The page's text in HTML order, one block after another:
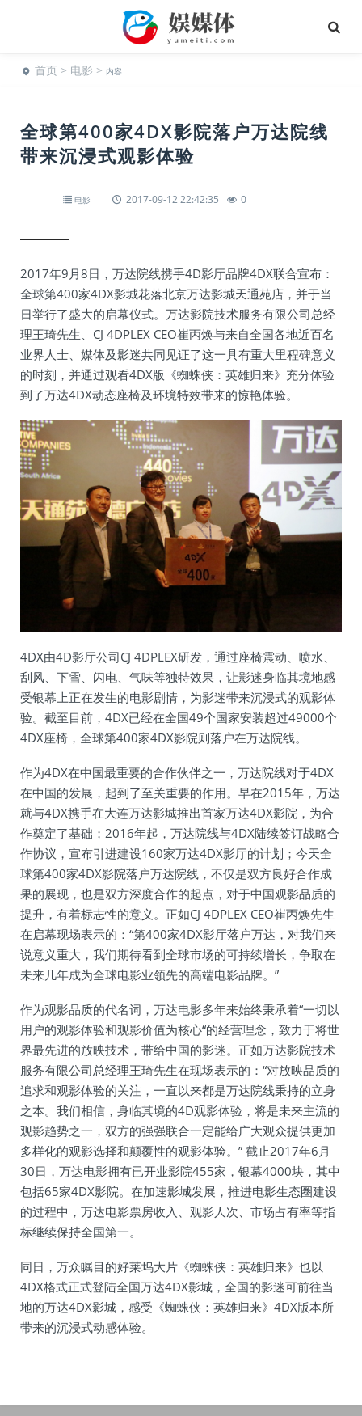
首页 > 电影 > 内容
全球第400家4DX影院落户万达院线
带来沉浸式观影体验
电影 2017-09-12 22:42:35 0
2017年9月8日，万达院线携手4D影厅品牌4DX联合宣布：
全球第400家4DX影城花落北京万达影城天通苑店，并于当
日举行了盛大的启幕仪式。万达影院技术服务有限公司总经
理王琦先生、CJ 4DPLEX CEO崔丙焕与来自全国各地近百名
业界人士、媒体及影迷共同见证了这一具有重大里程碑意义
的时刻，并通过观看4DX版《蜘蛛侠：英雄归来》充分体验
到了万达4DX动态座椅及环境特效带来的惊艳体验。
4DX由4D影厅公司CJ 4DPLEX研发，通过座椅震动、喷水、
刮风、下雪、闪电、气味等独特效果，让影迷身临其境地感
受银幕上正在发生的电影剧情，为影迷带来沉浸式的观影体
验。截至目前，4DX已经在全国49个国家安装超过49000个
4DX座椅，全球第400家4DX影院则落户在万达院线。
作为4DX在中国最重要的合作伙伴之一，万达院线对于4DX
在中国的发展，起到了至关重要的作用。早在2015年，万达
就与4DX携手在大连万达影城推出首家万达4DX影院，为合
作奠定了基础；2016年起，万达院线与4DX陆续签订战略合
作协议，宣布引进建设160家万达4DX影厅的计划；今天全
球第400家4DX影院落户万达院线，不仅是双方良好合作成
果的展现，也是双方深度合作的起点，对于中国观影品质的
提升，有着标志性的意义。正如CJ 4DPLEX CEO崔丙焕先生
在启幕现场表示的：“第400家4DX影厅落户万达，对我们来
说意义重大，我们期待看到全球市场的可持续增长，争取在
未来几年成为全球电影业领先的高端电影品牌。”
作为观影品质的代名词，万达电影多年来始终秉承着“一切以
用户的观影体验和观影价值为核心“的经营理念，致力于将世
界最先进的放映技术，带给中国的影迷。正如万达影院技术
服务有限公司总经理王琦先生在现场表示的：“对放映品质的
追求和观影体验的关注，一直以来都是万达院线秉持的立身
之本。我们相信，身临其境的4D观影体验，将是未来主流的
观影趋势之一，双方的强强联合一定能给广大观众提供更加
多样化的观影选择和颠覆性的观影体验。” 截止2017年6月
30日，万达电影拥有已开业影院455家，银幕4000块，其中
包括65家4DX影院。在加速影城发展，推进电影生态圈建设
的过程中，万达电影票房收入、观影人次、市场占有率等指
标继续保持全国第一。
同日，万众瞩目的好莱坞大片《蜘蛛侠：英雄归来》也以
4DX格式正式登陆全国万达4DX影城，全国的影迷可前往当
地的万达4DX影城，感受《蜘蛛侠：英雄归来》4DX版本所
带来的沉浸式动感体验。